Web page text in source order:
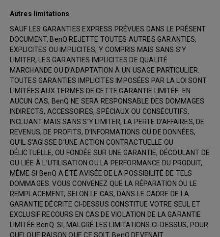
Autres limitations
SAUF LES GARANTIES EXPRESS PRÉVUES DANS LE PRÉSENT
DOCUMENT, BenQ REJETTE TOUTES AUTRES GARANTIES,
EXPLICITES OU IMPLICITES, Y COMPRIS MAIS SANS S’Y
LIMITER, LES GARANTIES IMPLICITES DE QUALITÉ
MARCHANDE OU D’ADAPTATION À UN USAGE PARTICULIER.
TOUTES GARANTIES IMPLICITES IMPOSÉES PAR LA LOI SONT
LIMITÉES AUX TERMES DE CETTE GARANTIE LIMITÉE. EN
AUCUN CAS, BenQ NE SERA RESPONSABLE DES DOMMAGES
INDIRECTS, ACCESSOIRES, SPÉCIAUX OU CONSÉCUTIFS,
INCLUANT MAIS SANS S’Y LIMITER, LA PERTE D’AFFAIRES, DE
REVENUS, DE PROFITS, D’INFORMATIONS OU DE DONNÉES,
QU’IL S’AGISSE D’UNE ACTION CONTRACTUELLE OU
DÉLICTUELLE, OU FONDÉE SUR UNE GARANTIE, DÉCOULANT DE
OU LIÉE À L’UTILISATION OU LA PERFORMANCE DU PRODUIT,
MÊME SI BenQ A ÉTÉ AVISÉE DE LA POSSIBILITÉ DE TELS
DOMMAGES. VOUS CONVENEZ QUE LA RÉPARATION OU LE
REMPLACEMENT, SELON LE CAS, DANS LE CADRE DE LA
GARANTIE DÉCRITE CI-DESSUS CONSTITUE VOTRE SEUL ET
EXCLUSIF RECOURS EN CAS DE VIOLATION DE LA GARANTIE
LIMITÉE BenQ. SI, MALGRÉ LES LIMITATIONS CI-DESSUS, POUR
QUELQUE RAISON QUE CE SOIT, BenQ DEVENAIT